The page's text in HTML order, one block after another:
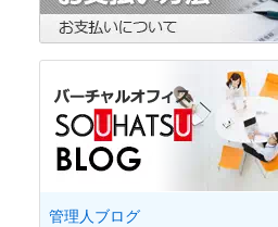
管理人ブログ